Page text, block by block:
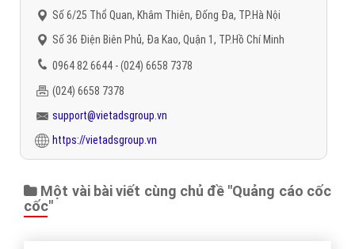
Số 6/25 Thổ Quan, Khâm Thiên, Đống Đa, TP.Hà Nội
Số 36 Điện Biên Phủ, Đa Kao, Quận 1, TP.Hồ Chí Minh
0964 82 6644 - (024) 6658 7378
(024) 6658 7378
support@vietadsgroup.vn
https://vietadsgroup.vn
Một vài bài viết cùng chủ đề "Quảng cáo cốc
cốc"